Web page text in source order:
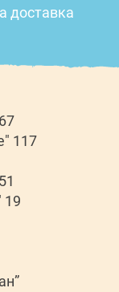
доставка
117
19